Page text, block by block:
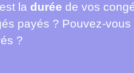
la durée de vos
payés ? Pouvez-
?